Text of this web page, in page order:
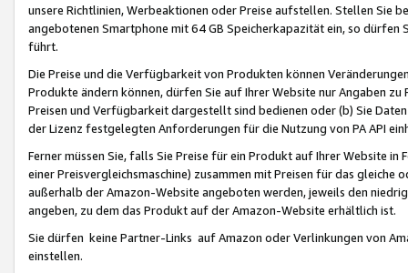
unsere Richtlinien, Werbeaktionen oder Preise aufstellen. Stellen Sie
angebotenen Smartphone mit 64 GB Speicherkapazität ein, so dürfen
führt.
Die Preise und die Verfügbarkeit von Produkten können
Produkte ändern können, dürfen Sie auf Ihrer Website nur Angaben
Preisen und Verfügbarkeit dargestellt sind bedienen oder (b) Sie
der Lizenz festgelegten Anforderungen für die Nutzung von PA API
Ferner müssen Sie, falls Sie Preise für ein Produkt auf Ihrer Website
einer Preisvergleichsmaschine) zusammen mit Preisen für das
außerhalb der Amazon-Website angeboten werden, jeweils den
angeben, zu dem das Produkt auf der Amazon-Website erhältlich ist.
Sie dürfen keine Partner-Links auf Amazon oder Verlinkungen von
einstellen.